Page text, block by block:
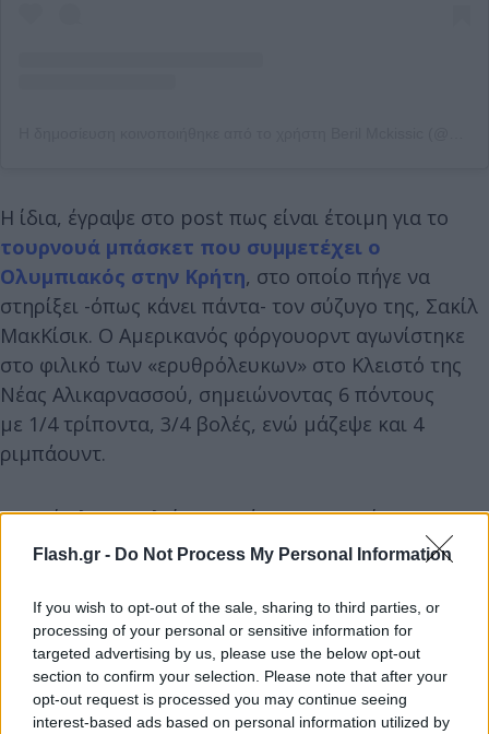
Flash.gr - Do Not Process My Personal Information
If you wish to opt-out of the sale, sharing to third parties, or
processing of your personal or sensitive information for
targeted advertising by us, please use the below opt-out
section to confirm your selection. Please note that after your
opt-out request is processed you may continue seeing
interest-based ads based on personal information utilized by
Η ίδια, έγραψε στο post πως είναι έτοιμη για το
τουρνουά μπάσκετ που συμμετέχει ο
Ολυμπιακός στην Κρήτη, στο οποίο πήγε να
στηρίξει -όπως κάνει πάντα- τον σύζυγο της, Σακίλ
ΜακΚίσικ. Ο Αμερικανός φόργουορντ αγωνίστηκε
στο φιλικό των «ερυθρόλευκων» στο Κλειστό της
Νέας Αλικαρνασσού, σημειώνοντας 6 πόντους
με 1/4 τρίποντα, 3/4 βολές, ενώ μάζεψε και 4
ριμπάουντ.
Η Μπέριλ αποτελεί μια από τις αγαπημένες
φυσιογνωμίες των φίλων του Ολυμπιακού, οι
σύντροφο του έμπειρου άσου, όταν η κάμερα
δείχνει την καλλονή να πανηγυρίζει υπέρ των
Πειραιωτών στα court seats του Φαληρικού
Σταδίου.